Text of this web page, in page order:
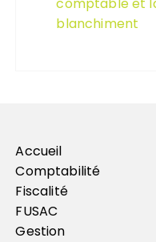
comptable et
blanchiment
Accueil
Comptabilité
Fiscalité
FUSAC
Gestion